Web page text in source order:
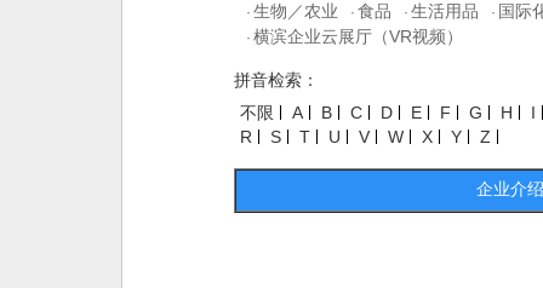
· 生物／农业 · 食品 · 生活用品 · 国际
· 横滨企业云展厅（VR视频）
拼音检索：
不限
A B C D E F G H
I
R
S T U V W X Y Z
企业介绍